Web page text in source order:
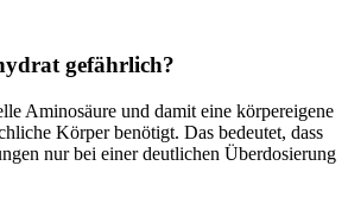
gefährlich?
Aminosäure und damit eine körpereigene
Körper benötigt. Das bedeutet, dass
nur bei einer deutlichen Überdosierung